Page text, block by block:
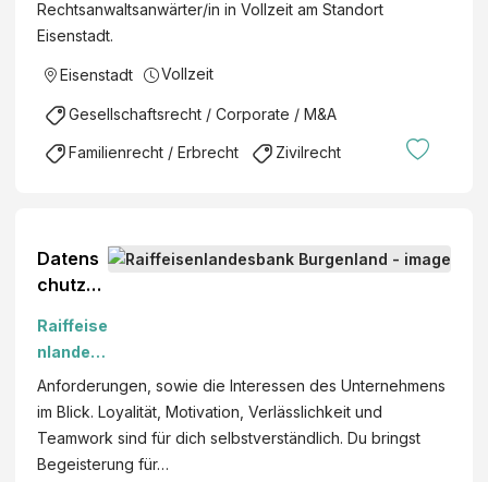
ä
r
t
s
a
u
n
g
&
S
t
Rechtsanwaltsanwärter/in in Vollzeit am Standort
Eisenstadt.
Eisenstadt Vollzeit
Gesellschaftsrecht / Corporate / M&A
Familienrecht / Erbrecht Zivilrecht
Datens
chutzbe
er
(m/w/d)
Raiffeise
nlandes
bank
Burgenla
nd
Anforderungen, sowie die Interessen des Unternehmens
im Blick. Loyalität, Motivation, Verlässlichkeit und
Teamwork sind für dich selbstverständlich. Du bringst
Begeisterung für…